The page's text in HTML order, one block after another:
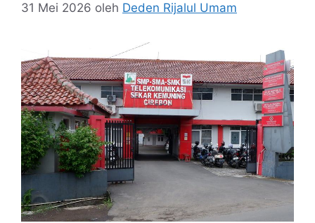
31 Mei 2026 oleh Deden Rijalul Umam